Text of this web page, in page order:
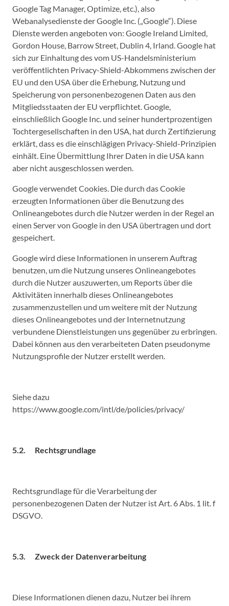
Google Tag Manager, Optimize, etc.), also
Webanalysedienste der Google Inc. („Google“). Diese
Dienste werden angeboten von: Google Ireland Limited,
Gordon House, Barrow Street, Dublin 4, Irland. Google hat
sich zur Einhaltung des vom US-Handelsministerium
veröffentlichten Privacy-Shield-Abkommens zwischen der
EU und den USA über die Erhebung, Nutzung und
Speicherung von personenbezogenen Daten aus den
Mitgliedsstaaten der EU verpflichtet. Google,
einschließlich Google Inc. und seiner hundertprozentigen
Tochtergesellschaften in den USA, hat durch Zertifizierung
erklärt, dass es die einschlägigen Privacy-Shield-Prinzipien
einhält. Eine Übermittlung Ihrer Daten in die USA kann
aber nicht ausgeschlossen werden.
Google verwendet Cookies. Die durch das Cookie
erzeugten Informationen über die Benutzung des
Onlineangebotes durch die Nutzer werden in der Regel an
einen Server von Google in den USA übertragen und dort
gespeichert.
Google wird diese Informationen in unserem Auftrag
benutzen, um die Nutzung unseres Onlineangebotes
durch die Nutzer auszuwerten, um Reports über die
Aktivitäten innerhalb dieses Onlineangebotes
zusammenzustellen und um weitere mit der Nutzung
dieses Onlineangebotes und der Internetnutzung
verbundene Dienstleistungen uns gegenüber zu erbringen.
Dabei können aus den verarbeiteten Daten pseudonyme
Nutzungsprofile der Nutzer erstellt werden.
Siehe dazu
https://www.google.com/intl/de/policies/privacy/
5.2. Rechtsgrundlage
Rechtsgrundlage für die Verarbeitung der
personenbezogenen Daten der Nutzer ist Art. 6 Abs. 1 lit. f
DSGVO.
5.3. Zweck der Datenverarbeitung
Diese Informationen dienen dazu, Nutzer bei ihrem